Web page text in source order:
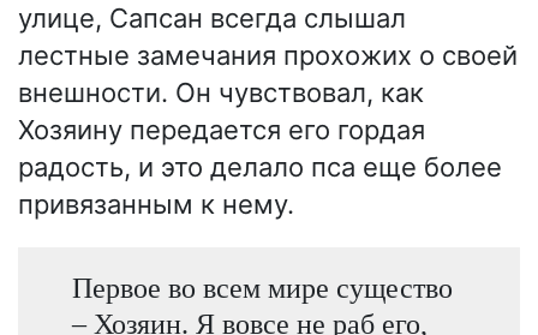
улице, Сапсан всегда слышал
лестные замечания прохожих о своей
внешности. Он чувствовал, как
Хозяину передается его гордая
радость, и это делало пса еще более
привязанным к нему.
Первое во всем мире существо
– Хозяин. Я вовсе не раб его,